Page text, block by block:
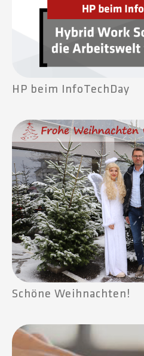
HP beim InfoTechDay
Schöne Weihnachten!